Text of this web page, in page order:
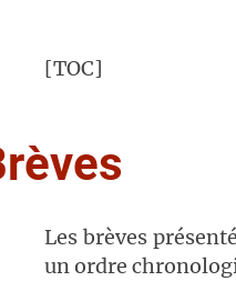
[TOC]
Les brèves
un ordre